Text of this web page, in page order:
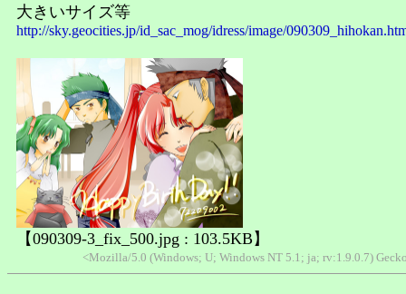
大きいサイズ等
http://sky.geocities.jp/id_sac_mog/idress/image/
【090309-3_fix_500.jpg : 103.5KB】
<Mozilla/5.0 (Windows; U; Windows NT 5.1; ja; rv:1.9.0.7)